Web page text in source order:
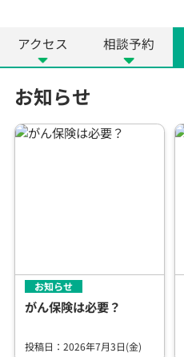
アクセス 相談予約
お知らせ
お知らせ
がん保険は必要？
投稿日：2026年7月3日(金)